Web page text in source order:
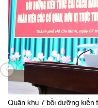
Bộ
Chỉ huy
Đồn
cường
Sôi nổi Hội thi bắn đạn thật